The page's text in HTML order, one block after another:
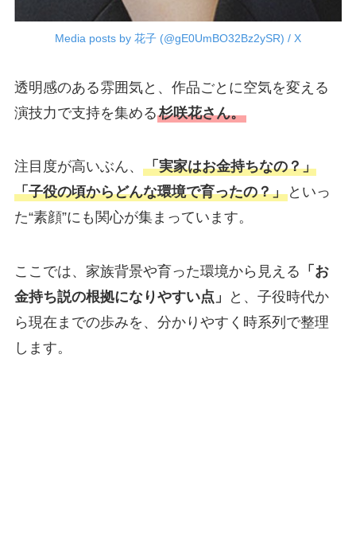
Media posts by 花子 (@gE0UmBO32Bz2ySR) / X
透明感のある雰囲気と、作品ごとに空気を変える
演技力で支持を集める杉咲花さん。
注目度が高いぶん、 「実家はお金持ちなの？」
「子役の頃からどんな環境で育ったの？」といっ
た“素顔”にも関心が集まっています。
ここでは、家族背景や育った環境から見える 「お
金持ち説の根拠になりやすい点」
と、子役時代か
ら現在までの歩みを、分かりやすく時系列で整理
します。